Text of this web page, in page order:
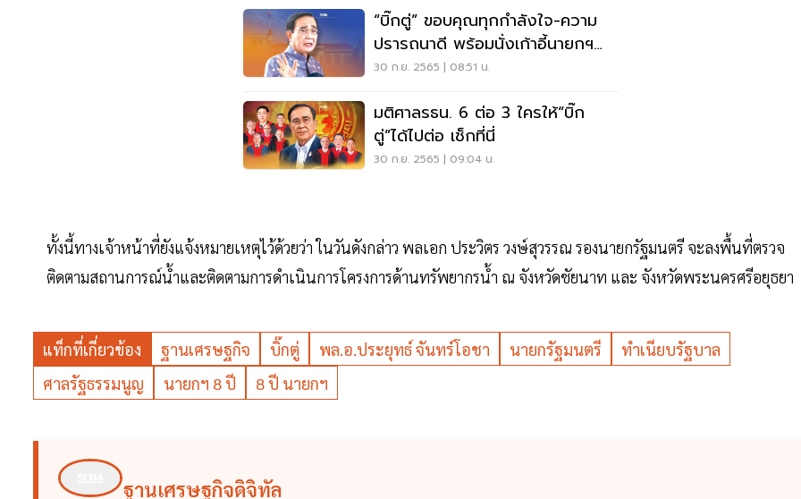
“บิ๊กตู่” ขอบคุณทุกกำลังใจ-ความ
ปรารถนาดี พร้อมนั่งเก้าอี้นายกฯ
ลุยงานต่อ
30 ก.ย. 2565 | 08:51 น.
มติศาลรธน. 6 ต่อ 3 ใครให้“บิ๊ก
ตู่”ได้ไปต่อ เช็กที่นี่
30 ก.ย. 2565 | 09:04 น.
ทั้งนี้ทางเจ้าหน้าที่ยังแจ้งหมายเหตุไว้ด้วยว่า ในวันดังกล่าว พลเอก ประวิตร วงษ์สุวรรณ รองนายกรัฐมนตรี จะลงพื้นที่ตรวจ
ติดตามสถานการณ์น้ำและติดตามการดำเนินการโครงการด้านทรัพยากรน้ำ ณ จังหวัดชัยนาท และ จังหวัดพระนครศรีอยุธยา
แท็กที่เกี่ยวข้อง ฐานเศรษฐกิจ บิ๊กตู่ พล.อ.ประยุทธ์ จันทร์โอชา นายกรัฐมนตรี
ทำเนียบรัฐบาล
ศาลรัฐธรรมนูญ
นายกฯ 8 ปี 8 ปี นายกฯ
ฐานเศรษฐกิจดิจิทัล